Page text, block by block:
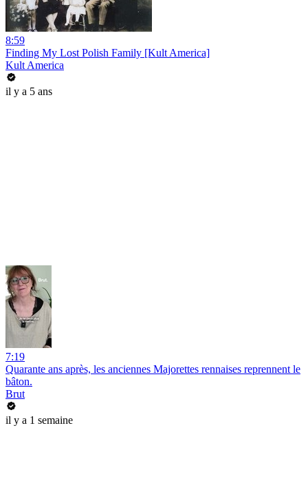
8:59
Finding My Lost Polish Family [Kult America]
Kult America
il y a 5 ans
7:19
Quarante ans après, les anciennes Majorettes rennaises reprennent le
bâton.
Brut
il y a 1 semaine